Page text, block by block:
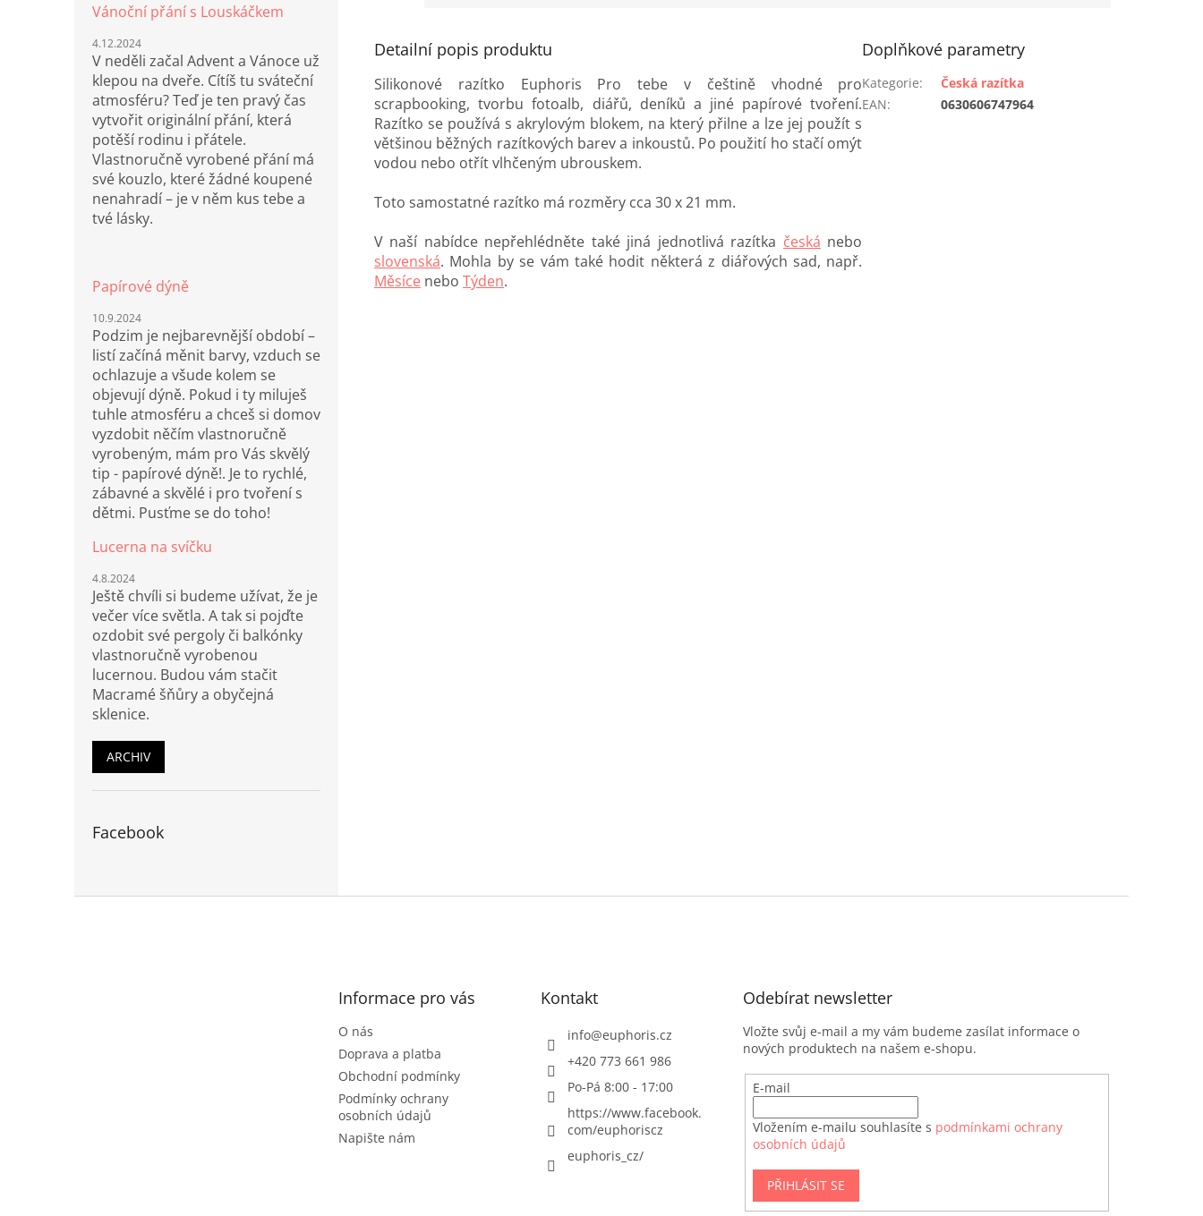
Vánoční přání s Louskáčkem
4.12.2024
V neděli začal Advent a Vánoce už
klepou na dveře. Cítíš tu sváteční
atmosféru? Teď je ten pravý čas
vytvořit originální přání, která
potěší rodinu i přátele.
Vlastnoručně vyrobené přání má
své kouzlo, které žádné koupené
nenahradí – je v něm kus tebe a
tvé lásky.
Papírové dýně
10.9.2024
Podzim je nejbarevnější období –
listí začíná měnit barvy, vzduch se
ochlazuje a všude kolem se
objevují dýně. Pokud i ty miluješ
tuhle atmosféru a chceš si domov
vyzdobit něčím vlastnoručně
vyrobeným, mám pro Vás skvělý
tip - papírové dýně!. Je to rychlé,
zábavné a skvělé i pro tvoření s
dětmi. Pusťme se do toho!
Lucerna na svíčku
4.8.2024
Ještě chvíli si budeme užívat, že je
večer více světla. A tak si pojďte
ozdobit své pergoly či balkónky
vlastnoručně vyrobenou
lucernou. Budou vám stačit
Macramé šňůry a obyčejná
sklenice.
ARCHIV
Facebook
Detailní popis produktu
Silikonové razítko Euphoris Pro tebe v češtině vhodné pro
scrapbooking, tvorbu fotoalb, diářů, deníků a jiné papírové tvoření.
Razítko se používá s akrylovým blokem, na který přilne a lze jej použít s
většinou běžných razítkových barev a inkoustů. Po použití ho stačí omýt
vodou nebo otřít vlhčeným ubrouskem.
Toto samostatné razítko má rozměry cca 30 x 21 mm.
V naší nabídce nepřehlédněte také jiná jednotlivá razítka česká nebo
slovenská. Mohla by se vám také hodit některá z diářových sad, např.
Měsíce nebo Týden.
Doplňkové parametry
Kategorie:
Česká razítka
EAN: 0630606747964
Informace pro vás
O nás
Doprava a platba
Obchodní podmínky
Podmínky ochrany
osobních údajů
Napište nám
Kontakt
info@euphoris.cz
+420 773 661 986
Po-Pá 8:00 - 17:00
https://www.facebook.
com/euphoriscz
euphoris_cz/
Odebírat newsletter
Vložte svůj e-mail a my vám budeme zasílat informace o
nových produktech na našem e-shopu.
E-mail
Vložením e-mailu souhlasíte s podmínkami ochrany
osobních údajů
PŘIHLÁSIT SE